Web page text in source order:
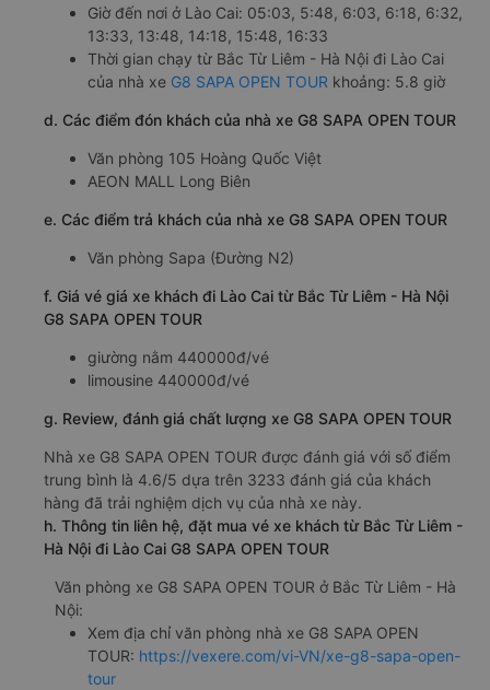
Giờ đến nơi ở Lào Cai: 05:03, 5:48, 6:03, 6:18, 6:32,
13:33, 13:48, 14:18, 15:48, 16:33
Thời gian chạy từ Bắc Từ Liêm - Hà Nội đi Lào Cai
của nhà xe G8 SAPA OPEN TOUR khoảng: 5.8 giờ
d. Các điểm đón khách của nhà xe G8 SAPA OPEN TOUR
Văn phòng 105 Hoàng Quốc Việt
AEON MALL Long Biên
e. Các điểm trả khách của nhà xe G8 SAPA OPEN TOUR
Văn phòng Sapa (Đường N2)
f. Giá vé giá xe khách đi Lào Cai từ Bắc Từ Liêm - Hà Nội
G8 SAPA OPEN TOUR
giường nằm 440000đ/vé
limousine 440000đ/vé
g. Review, đánh giá chất lượng xe G8 SAPA OPEN TOUR
Nhà xe G8 SAPA OPEN TOUR được đánh giá với số điểm
trung bình là 4.6/5 dựa trên 3233 đánh giá của khách
hàng đã trải nghiệm dịch vụ của nhà xe này.
h. Thông tin liên hệ, đặt mua vé xe khách từ Bắc Từ Liêm -
Hà Nội đi Lào Cai G8 SAPA OPEN TOUR
Văn phòng xe G8 SAPA OPEN TOUR ở Bắc Từ Liêm - Hà
Nội:
Xem địa chỉ văn phòng nhà xe G8 SAPA OPEN
TOUR: https://vexere.com/vi-VN/xe-g8-sapa-open-
tour